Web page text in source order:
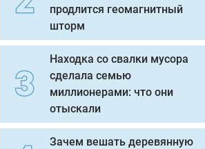
продлится геомагнитный
шторм
Находка со свалки мусора
сделала семью
миллионерами: что они
отыскали
Зачем вешать деревянную